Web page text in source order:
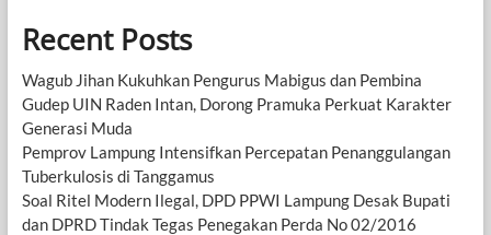
Recent Posts
Wagub Jihan Kukuhkan Pengurus Mabigus dan Pembina
Gudep UIN Raden Intan, Dorong Pramuka Perkuat Karakter
Generasi Muda
Pemprov Lampung Intensifkan Percepatan Penanggulangan
Tuberkulosis di Tanggamus
Soal Ritel Modern Ilegal, DPD PPWI Lampung Desak Bupati
dan DPRD Tindak Tegas Penegakan Perda No 02/2016